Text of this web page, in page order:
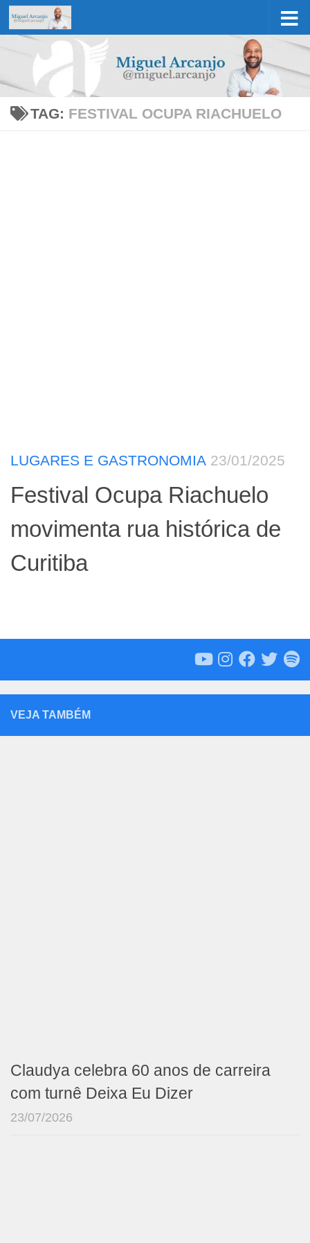
Skip to content
TAG: FESTIVAL OCUPA RIACHUELO
LUGARES E GASTRONOMIA 23/01/2025
Festival Ocupa Riachuelo
movimenta rua histórica de
Curitiba
VEJA TAMBÉM
Claudya celebra 60 anos de carreira
com turnê Deixa Eu Dizer
23/07/2026